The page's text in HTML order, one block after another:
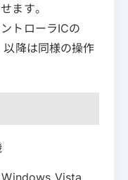
ます。
トローラICの
降は同様の操作
Windows Vista